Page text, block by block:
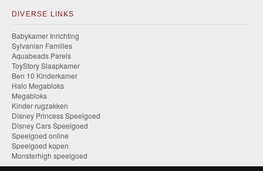
DIVERSE LINKS
Babykamer Inrichting
Sylvanian Families
Aquabeads Parels
ToyStory Slaapkamer
Ben 10 Kinderkamer
Halo Megabloks
Megabloks
Kinder rugzakken
Disney Princess Speelgoed
Disney Cars Speelgoed
Speelgoed online
Speelgoed kopen
Monsterhigh speelgoed